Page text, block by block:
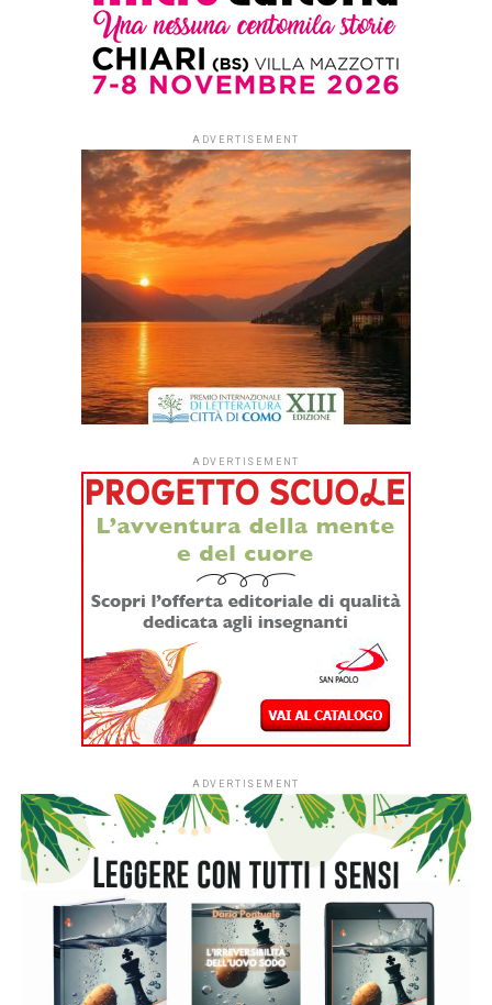
ADVERTISEMENT
ADVERTISEMENT
ADVERTISEMENT